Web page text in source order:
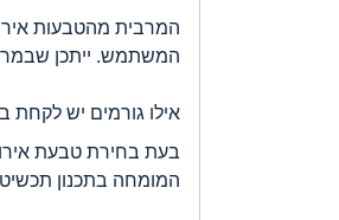
המרבית מהטבעות
המשתמש. ייתכן
אילו גורמים יש לקחת
בעת בחירת טבעת
המומחה בתכנון